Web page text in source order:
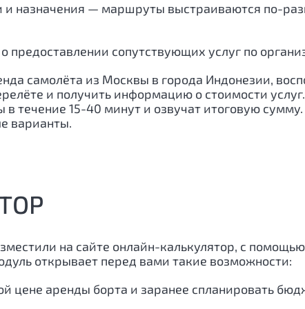
и назначения — маршруты выстраиваются по-
предоставлении сопутствующих услуг по
самолёта из Москвы в города Индонезии,
и получить информацию о стоимости
течение 15-40 минут и озвучат итоговую сумму.
варианты.
на сайте онлайн-калькулятор, с
открывает перед вами такие возможности:
цене аренды борта и заранее спланировать